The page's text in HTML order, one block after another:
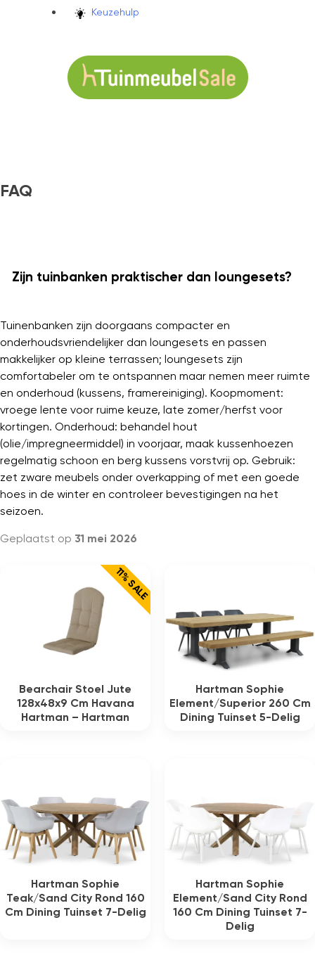
Keuzehulp
FAQ
Zijn tuinbanken praktischer dan loungesets?
Tuinenbanken zijn doorgaans compacter en
onderhoudsvriendelijker dan loungesets en passen
makkelijker op kleine terrassen; loungesets zijn
comfortabeler om te ontspannen maar nemen meer ruimte
en onderhoud (kussens, framereiniging). Koopmoment:
vroege lente voor ruime keuze, late zomer/herfst voor
kortingen. Onderhoud: behandel hout
(olie/impregneermiddel) in voorjaar, maak kussenhoezen
regelmatig schoon en berg kussens vorstvrij op. Gebruik:
zet zware meubels onder overkapping of met een goede
hoes in de winter en controleer bevestigingen na het
seizoen.
Geplaatst op 31 mei 2026
11% SALE
Bearchair Stoel Jute
128x48x9 Cm Havana
Hartman – Hartman
Hartman Sophie
Element/Superior 260 Cm
Dining Tuinset 5-Delig
Hartman Sophie
Teak/Sand City Rond 160
Cm Dining Tuinset 7-Delig
Hartman Sophie
Element/Sand City Rond
160 Cm Dining Tuinset 7-
Delig